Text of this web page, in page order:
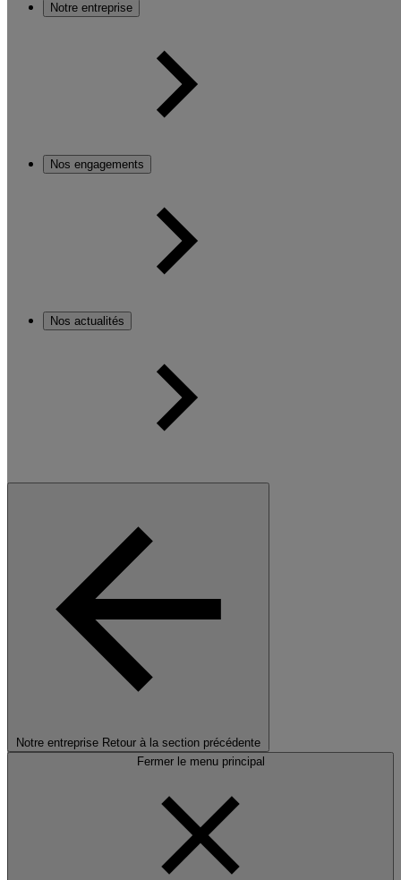
Notre entreprise
Nos engagements
Nos actualités
Notre entreprise Retour à la section précédente
Fermer le menu principal